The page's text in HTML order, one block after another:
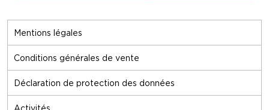
Mentions légales
Conditions générales de vente
Déclaration de protection des données
Activités